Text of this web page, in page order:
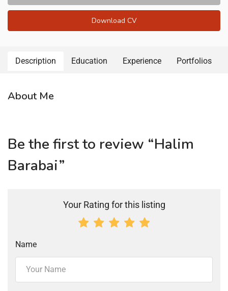
Download CV
Description Education Experience Portfolios
About Me
Be the first to review “Halim
Barabai”
Your Rating for this listing
Name